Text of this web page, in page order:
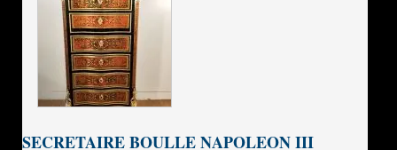
SECRETAIRE BOULLE NAPOLEON III